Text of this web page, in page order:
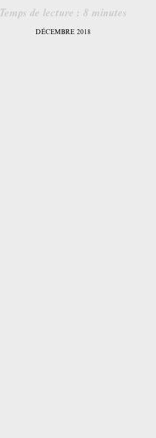
Temps de lecture : 8minutes
DÉCEMBRE 2018